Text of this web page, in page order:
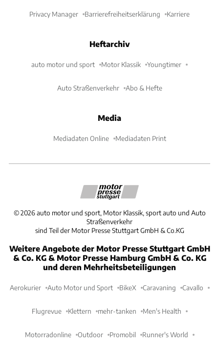
Privacy Manager Barrierefreiheitserklärung Karriere
Heftarchiv
auto motor und sport Motor Klassik Youngtimer
Auto Straßenverkehr Abo & Hefte
Media
Mediadaten Online Mediadaten Print
©2026 auto motor und sport, Motor Klassik, sport auto und Auto
Straßenverkehr
sind Teil der Motor Presse Stuttgart GmbH & Co.KG
Weitere Angebote der Motor Presse Stuttgart GmbH
& Co. KG & Motor Presse Hamburg GmbH & Co. KG
und deren Mehrheitsbeteiligungen
Aerokurier Auto Motor und Sport BikeX Caravaning Cavallo
Flugrevue Klettern mehr-tanken Men's Health
Motorradonline Outdoor Promobil Runner's World